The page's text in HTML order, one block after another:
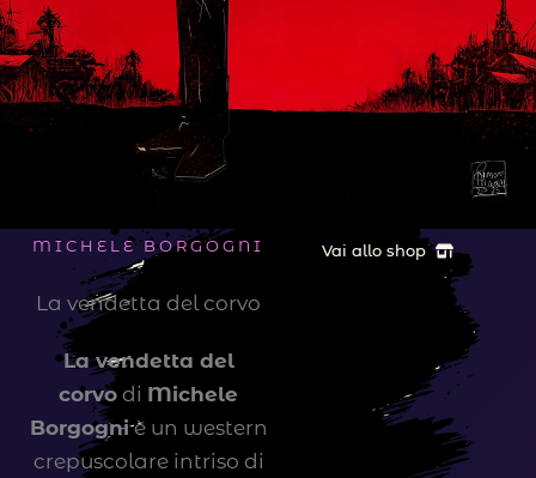
MICHELE BORGOGNI
La vendetta del corvo
La vendetta del
corvo di Michele
Borgogniè un western
crepuscolare intriso di
Vai allo shop